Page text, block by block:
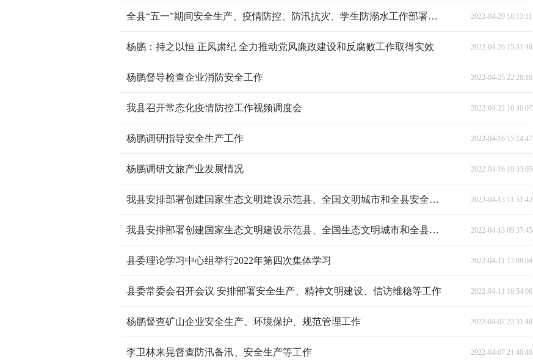
全县“五一”期间安全生产、疫情防控、防汛抗灾、学生防溺水工作部署会议召开 2022-04-29 18:13:11
杨鹏：持之以恒 正风肃纪 全力推动党风廉政建设和反腐败工作取得实效 2022-04-26 15:31:40
杨鹏督导检查企业消防安全工作 2022-04-25 22:28:16
我县召开常态化疫情防控工作视频调度会 2022-04-22 10:46:07
杨鹏调研指导安全生产工作 2022-04-16 15:14:47
杨鹏调研文旅产业发展情况 2022-04-16 10:33:05
我县安排部署创建国家生态文明建设示范县、全国文明城市和全县安全生产工作 2022-04-13 11:51:42
我县安排部署创建国家生态文明建设示范县、全国生态文明城市和全县安全生产工作 2022-04-13 09:37:45
县委理论学习中心组举行2022年第四次集体学习 2022-04-11 17:08:04
县委常委会召开会议 安排部署安全生产、精神文明建设、信访维稳等工作 2022-04-11 16:54:06
杨鹏督查矿山企业安全生产、环境保护、规范管理工作 2022-04-07 22:31:48
李卫林来晃督查防汛备汛、安全生产等工作 2022-04-07 21:40:40